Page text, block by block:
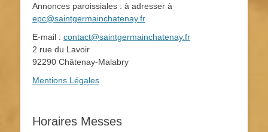
Annonces paroissiales : à adresser à
epc@saintgermainchatenay.fr
E-mail : contact@saintgermainchatenay.fr
2 rue du Lavoir
92290 Châtenay-Malabry
Mentions Légales
Horaires Messes